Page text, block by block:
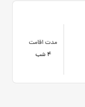
مدت اقامت
4 شب